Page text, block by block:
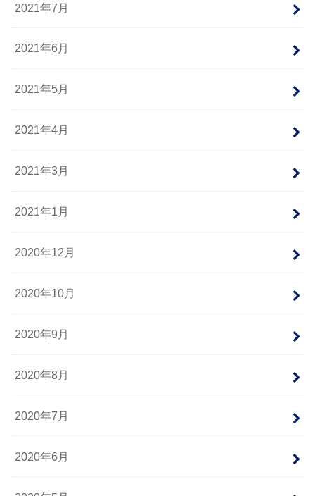
2021年7月
2021年6月
2021年5月
2021年4月
2021年3月
2021年1月
2020年12月
2020年10月
2020年9月
2020年8月
2020年7月
2020年6月